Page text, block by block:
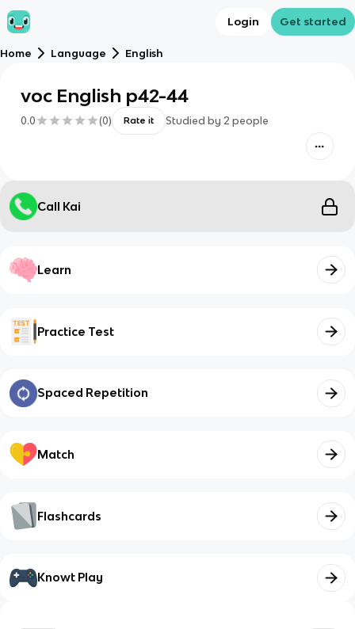
Login Get started
Home Language English
voc English p42-44
0.0 (0) Rate it Studied by 2 people
Call Kai
Learn
Practice Test
Spaced Repetition
Match
Flashcards
Knowt Play